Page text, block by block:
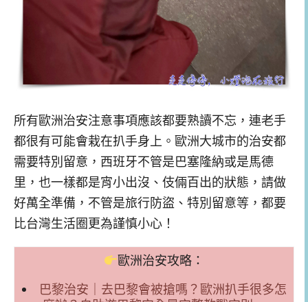
所有歐洲治安注意事項應該都要熟讀不忘，連老手
都很有可能會栽在扒手身上。歐洲大城市的治安都
需要特別留意，西班牙不管是巴塞隆納或是馬德
里，也一樣都是宵小出沒、伎倆百出的狀態，請做
好萬全準備，不管是旅行防盜、特別留意等，都要
比台灣生活圈更為謹慎小心！
歐洲治安攻略：
巴黎治安｜去巴黎會被搶嗎？歐洲扒手很多怎